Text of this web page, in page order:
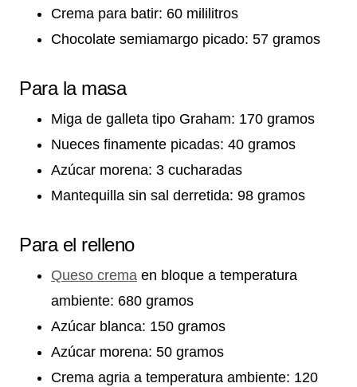
Crema para batir: 60 mililitros
Chocolate semiamargo picado: 57 gramos
Para la masa
Miga de galleta tipo Graham: 170 gramos
Nueces finamente picadas: 40 gramos
Azúcar morena: 3 cucharadas
Mantequilla sin sal derretida: 98 gramos
Para el relleno
Queso crema en bloque a temperatura
ambiente: 680 gramos
Azúcar blanca: 150 gramos
Azúcar morena: 50 gramos
Crema agria a temperatura ambiente: 120